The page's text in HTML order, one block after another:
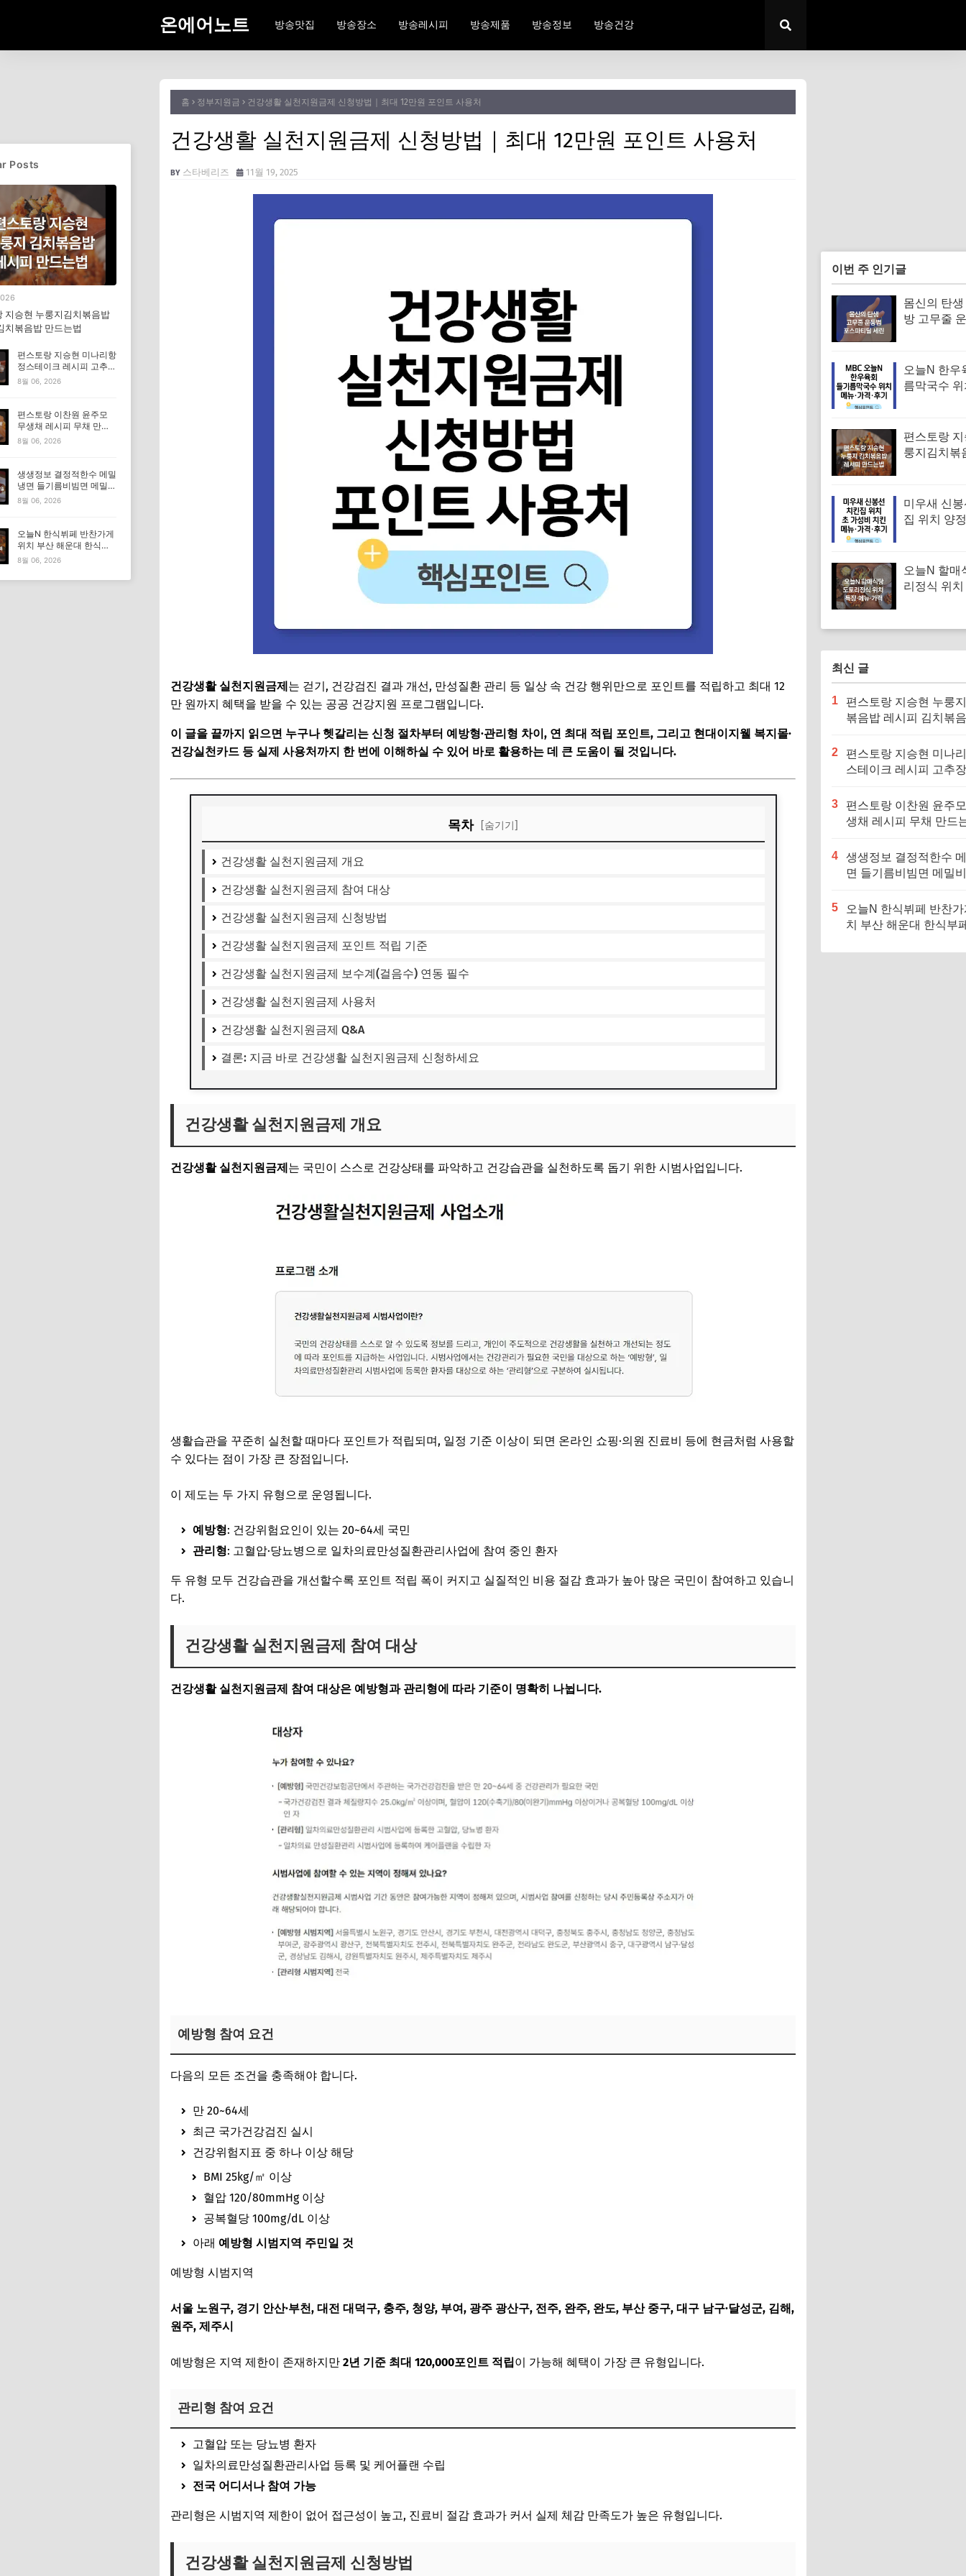
온에어노트 방송맛집 방송장소 방송레시피 방송제품 방송정보 방송건강
홈 정부지원금 건강생활 실천지원금제 신청방법｜최대 12만원 포인트 사용처
건강생활 실천지원금제 신청방법｜최대 12만원 포인트 사용처
스타베리즈 11월 19, 2025
건강생활 실천지원금제는 걷기, 건강검진 결과 개선, 만성질환 관리 등 일상 속 건강 행위만으로 포인트를 적립하고 최대 12
만 원까지 혜택을 받을 수 있는 공공 건강지원 프로그램입니다.
이 글을 끝까지 읽으면 누구나 헷갈리는 신청 절차부터 예방형·관리형 차이, 연 최대 적립 포인트, 그리고 현대이지웰 복지몰·
건강실천카드 등 실제 사용처까지 한 번에 이해하실 수 있어 바로 활용하는 데 큰 도움이 될 것입니다.
목차 [숨기기]
건강생활 실천지원금제 개요
건강생활 실천지원금제 참여 대상
건강생활 실천지원금제 신청방법
건강생활 실천지원금제 포인트 적립 기준
건강생활 실천지원금제 보수계(걸음수) 연동 필수
건강생활 실천지원금제 사용처
건강생활 실천지원금제 Q&A
결론: 지금 바로 건강생활 실천지원금제 신청하세요
건강생활 실천지원금제 개요
건강생활 실천지원금제는 국민이 스스로 건강상태를 파악하고 건강습관을 실천하도록 돕기 위한 시범사업입니다.
생활습관을 꾸준히 실천할 때마다 포인트가 적립되며, 일정 기준 이상이 되면 온라인 쇼핑·의원 진료비 등에 현금처럼 사용할
수 있다는 점이 가장 큰 장점입니다.
이 제도는 두 가지 유형으로 운영됩니다.
예방형: 건강위험요인이 있는 20~64세 국민
관리형: 고혈압·당뇨병으로 일차의료만성질환관리사업에 참여 중인 환자
두 유형 모두 건강습관을 개선할수록 포인트 적립 폭이 커지고 실질적인 비용 절감 효과가 높아 많은 국민이 참여하고 있습니
다.
건강생활 실천지원금제 참여 대상
건강생활 실천지원금제 참여 대상은 예방형과 관리형에 따라 기준이 명확히 나뉩니다.
예방형 참여 요건
다음의 모든 조건을 충족해야 합니다.
만 20~64세
최근 국가건강검진 실시
건강위험지표 중 하나 이상 해당
BMI 25kg/㎡ 이상
혈압 120/80mmHg 이상
공복혈당 100mg/dL 이상
아래 예방형 시범지역 주민일 것
예방형 시범지역
서울 노원구, 경기 안산·부천, 대전 대덕구, 충주, 청양, 부여, 광주 광산구, 전주, 완주, 완도, 부산 중구, 대구 남구·달성군, 김해,
원주, 제주시
예방형은 지역 제한이 존재하지만 2년 기준 최대 120,000포인트 적립이 가능해 혜택이 가장 큰 유형입니다.
관리형 참여 요건
고혈압 또는 당뇨병 환자
일차의료만성질환관리사업 등록 및 케어플랜 수립
전국 어디서나 참여 가능
관리형은 시범지역 제한이 없어 접근성이 높고, 진료비 절감 효과가 커서 실제 체감 만족도가 높은 유형입니다.
건강생활 실천지원금제 신청방법
이번 주 인기글
몸신의 탄
방 고무줄
오늘N 한우
름막국수
후기 (오늘
는날)
편스토랑
룽지김치볶
미우새 신
집 위치 양
기
오늘N 할매
리정식 위
최신 글
1
편스토랑 지승현 누룽
볶음밥 레시피 김치볶
2
편스토랑 지승현 미나
스테이크 레시피 고추
3
편스토랑 이찬원 윤주
생채 레시피 무채 만드
4
생생정보 결정적한수
면 들기름비빔면 메밀
5
오늘N 한식뷔페 반찬
치 부산 해운대 한식부
장인)
Posts
지승현 누룽지김치볶음밥
치볶음밥 만드는법
편스토랑 지승현 미나리항
정스테이크 레시피 고추장
마요소스 만드는법
8월 06, 2026
편스토랑 이찬원 윤주모
무생채 레시피 무채 만드
는법
8월 06, 2026
생생정보 결정적한수 메밀
냉면 들기름비빔면 메밀비
빔면 메밀면 맛집 특징·메
8월 06, 2026
오늘N 한식뷔페 반찬가게
위치 부산 해운대 한식부
페 특징·메뉴·가격 (우리동
8월 06, 2026